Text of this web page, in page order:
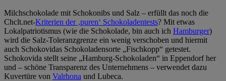
Milchschokolade mit Schokonibs und Salz – erfüllt das noch die
Chclt.net-Kriterien der ‚puren‘ Schokoladentests? Mit etwas
Lokalpatriotismus (wie die Schokolade, bin auch ich Hamburger)
wird die Salz-Toleranzgrenze ein wenig verschoben und hiermit
auch Schokovidas Schokoladensorte „Fischkopp“ getestet.
Schokovida stellt seine „Hamburg-Schokoladen“ in Eppendorf her
und – schöne Transparenz des Unternehmens – verwendet dazu
Kuvertüre von Valrhona und Lubeca.